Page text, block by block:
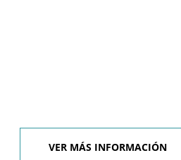
VER MÁS INFORMACIÓN